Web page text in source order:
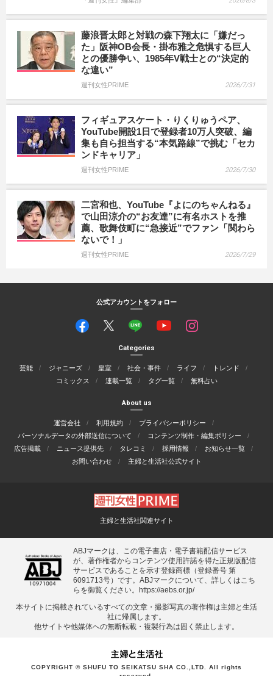
藤浪晋太郎と対戦の森下翔太に「嫌だっ
た」阪神OB会長・掛布雅之危惧する巨人
との優勝争い、1985年V戦士との“決定的
な違い”
週刊女性PRIME 2026/7/31
フィギュアスケート・りくりゅうペア、
YouTube開設1日で登録者10万人突破、編
集も自ら担当する“本気路線”で挑む「セカ
ンドキャリア」
週刊女性PRIME 2026/7/30
二宮和也、YouTube『よにのちゃんねる』
で山田涼介の“お友達”に有名ホストを推
薦、歌舞伎町に“急接近”でファン「関わら
ないで！」
週刊女性PRIME 2026/7/29
公式アカウントをフォロー
Categories
芸能 ジャニーズ 皇室 社会・事件 ライフ
トレンド
コミックス
連載一覧 タグ一覧 無料占い
About us
運営会社 利用規約
プライバシーポリシー
パーソナルデータの外部送信について
コンテンツ制作・編集ポリシー
広告掲載
ニュース提供先 タレコミ 採用情報
お知らせ一覧
お問い合わせ
主婦と生活社公式サイト
主婦と生活社関連サイト
ABJマークは、この電子書店・電子書籍配信サービス
が、著作権者からコンテンツ使用許諾を得た正規版配信
サービスであることを示す登録商標（登録番号 第
6091713号）です。ABJマークについて、詳しくはこち
らを御覧ください。 https://aebs.or.jp/
本サイトに掲載されているすべての⽂章・撮影写真の著作権は主婦と⽣活
社に帰属します。
他サイトや他媒体への無断転載・複製⾏為は固く禁⽌します。
COPYRIGHT © SHUFU TO SEIKATSU SHA CO.,LTD. All rights